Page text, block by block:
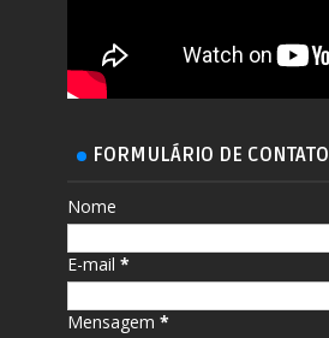
FORMULÁRIO DE CONTATO
Nome
E-mail*
Mensagem*